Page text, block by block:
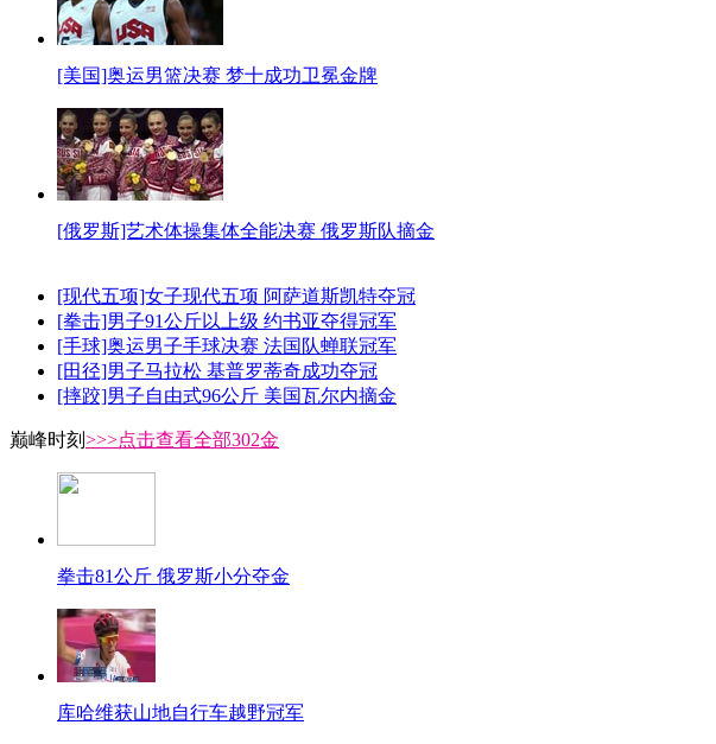
[美国]奥运男篮决赛 梦十成功卫冕金牌
[俄罗斯]艺术体操集体全能决赛 俄罗斯队摘金
[现代五项]女子现代五项 阿萨道斯凯特夺冠
[拳击]男子91公斤以上级 约书亚夺得冠军
[手球]奥运男子手球决赛 法国队蝉联冠军
[田径]男子马拉松 基普罗蒂奇成功夺冠
[摔跤]男子自由式96公斤 美国瓦尔内摘金
巅峰时刻 >>>点击查看全部302金
拳击81公斤 俄罗斯小分夺金
库哈维获山地自行车越野冠军